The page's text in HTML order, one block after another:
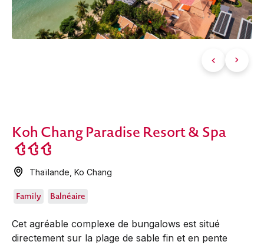
Koh Chang Paradise Resort & Spa
Thaïlande ,Ko Chang
Family Balnéaire
Cet agréable complexe de bungalows est situé
directement sur la plage de sable fin et en pente